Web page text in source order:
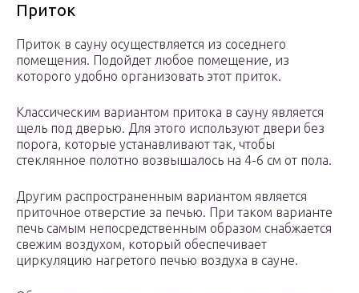
Приток
Приток в сауну осуществляется из соседнего
помещения. Подойдет любое помещение, из
которого удобно организовать этот приток.
Классическим вариантом притока в сауну является
щель под дверью. Для этого используют двери без
порога, которые устанавливают так, чтобы
стеклянное полотно возвышалось на 4-6 см от пола.
Другим распространенным вариантом является
приточное отверстие за печью. При таком варианте
печь самым непосредственным образом снабжается
свежим воздухом, который обеспечивает
циркуляцию нагретого печью воздуха в сауне.